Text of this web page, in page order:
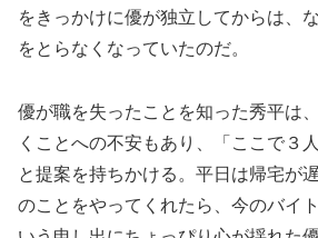
をきっかけに優が独立してからは、
をとらなくなっていたのだ。
優が職を失ったことを知った秀平は
くことへの不安もあり、「ここで３
と提案を持ちかける。平日は帰宅が
のことをやってくれたら、今のバイ